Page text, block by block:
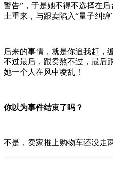
警告”，于是她不得不选择在
土重来，与跟卖陷入“量子纠缠
后来的事情，就是你追我赶，
不过最后，跟卖熬不过，最后
她一个人在风中凌乱！
你以为事件结束了吗？
不是，卖家推上购物车还没走